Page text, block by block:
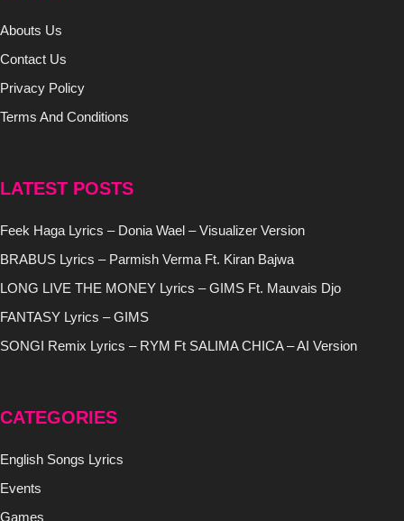
Abouts Us
Contact Us
Privacy Policy
Terms And Conditions
LATEST POSTS
Feek Haga Lyrics – Donia Wael – Visualizer Version
BRABUS Lyrics – Parmish Verma Ft. Kiran Bajwa
LONG LIVE THE MONEY Lyrics – GIMS Ft. Mauvais Djo
FANTASY Lyrics – GIMS
SONGI Remix Lyrics – RYM Ft SALIMA CHICA – AI Version
CATEGORIES
English Songs Lyrics
Events
Games